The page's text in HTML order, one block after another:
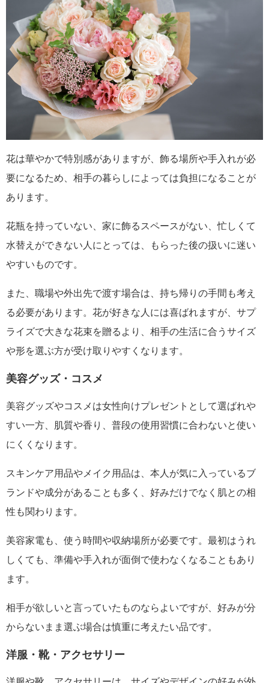
花は華やかで特別感がありますが、飾る場所や手入れが必
要になるため、相手の暮らしによっては負担になることが
あります。
花瓶を持っていない、家に飾るスペースがない、忙しくて
水替えができない人にとっては、もらった後の扱いに迷い
やすいものです。
また、職場や外出先で渡す場合は、持ち帰りの手間も考え
る必要があります。花が好きな人には喜ばれますが、サプ
ライズで大きな花束を贈るより、相手の生活に合うサイズ
や形を選ぶ方が受け取りやすくなります。
美容グッズ・コスメ
美容グッズやコスメは女性向けプレゼントとして選ばれや
すい一方、肌質や香り、普段の使用習慣に合わないと使い
にくくなります。
スキンケア用品やメイク用品は、本人が気に入っているブ
ランドや成分があることも多く、好みだけでなく肌との相
性も関わります。
美容家電も、使う時間や収納場所が必要です。最初はうれ
しくても、準備や手入れが面倒で使わなくなることもあり
ます。
相手が欲しいと言っていたものならよいですが、好みが分
からないまま選ぶ場合は慎重に考えたい品です。
洋服・靴・アクセサリー